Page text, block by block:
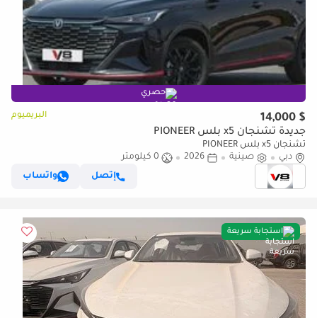
حصري
$ 14,000 البريميوم
جديدة تشنجان x5 بلس PIONEER
تشنجان x5 بلس PIONEER
دبي
صينية 2026
0 كيلومتر
إتصل
واتساب
استجابة سريعة